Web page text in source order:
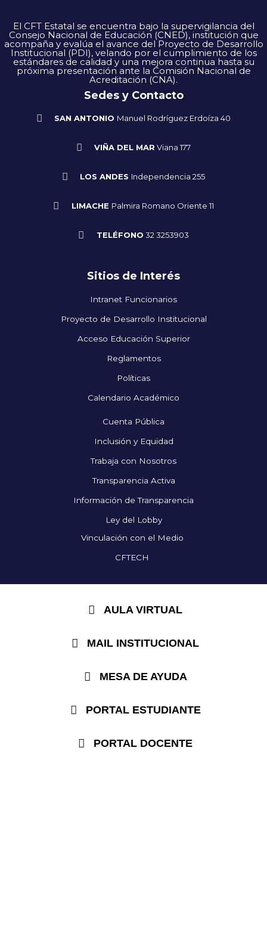
El CFT Estatal se encuentra bajo la supervigilancia del
Consejo Nacional de Educación (CNED), institución que
acompaña y evalúa el avance del Proyecto de Desarrollo
Institucional (PDI), velando por el cumplimiento de los
estándares de calidad y una mejora continua hasta su
próxima presentación ante la Comisión Nacional de
Acreditación (CNA).
Sedes y Contacto
SAN ANTONIO Manuel Rodríguez Erdoíza 40
VIÑA DEL MAR Viana 177
LOS ANDES Independencia 255
LIMACHE Palmira Romano Oriente 11
TELÉFONO 32 3253903
Sitios de Interés
Intranet Funcionarios
Proyecto de Desarrollo Institucional
Acceso Educación Superior
Reglamentos
Políticas
Calendario Académico
Cuenta Pública
Inclusión y Equidad
Trabaja con Nosotros
Transparencia Activa
Información de Transparencia
Ley del Lobby
Vinculación con el Medio
CFTECH
AULA VIRTUAL
MAIL INSTITUCIONAL
MESA DE AYUDA
PORTAL ESTUDIANTE
PORTAL DOCENTE